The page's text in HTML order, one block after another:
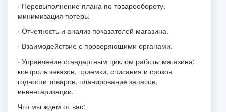
· Перевыполнение плана по товарообороту,
минимизация потерь.
· Отчетность и анализ показателей магазина.
· Взаимодействие с проверяющими органами.
· Управление стандартным циклом работы магазина:
контроль заказов, приемки, списания и сроков
годности товаров, планирование запасов,
инвентаризации.
Что мы ждем от вас: